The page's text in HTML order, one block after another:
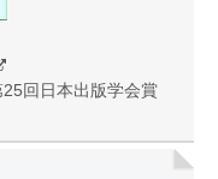
回日本出版学会賞